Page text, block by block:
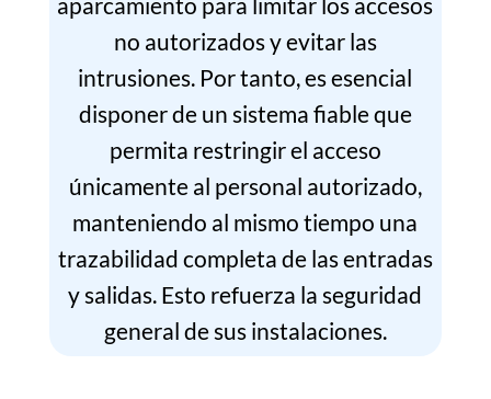
no autorizados y evitar las
intrusiones. Por tanto, es esencial
disponer de un sistema fiable que
permita restringir el acceso
únicamente al personal autorizado,
manteniendo al mismo tiempo una
trazabilidad completa de las entradas
y salidas. Esto refuerza la seguridad
general de sus instalaciones.